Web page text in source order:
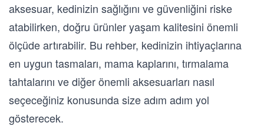
aksesuar, kedinizin sağlığını ve güvenliğini riske
atabilirken, doğru ürünler yaşam kalitesini önemli
ölçüde artırabilir. Bu rehber, kedinizin ihtiyaçlarına
en uygun tasmaları, mama kaplarını, tırmalama
tahtalarını ve diğer önemli aksesuarları nasıl
seçeceğiniz konusunda size adım adım yol
gösterecek.